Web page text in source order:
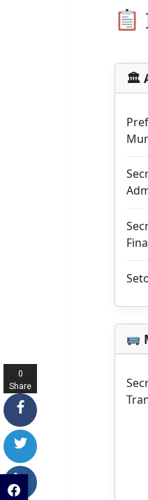
🏛
0
Share
s